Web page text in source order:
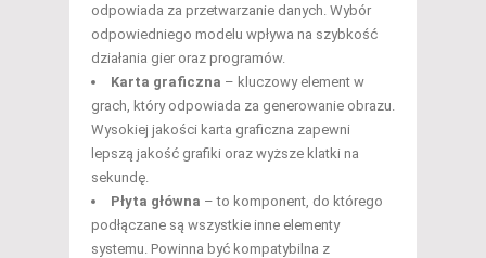
odpowiada za przetwarzanie danych. Wybór
odpowiedniego modelu wpływa na szybkość
działania gier oraz programów.
Karta graficzna – kluczowy element w
grach, który odpowiada za generowanie obrazu.
Wysokiej jakości karta graficzna zapewni
lepszą jakość grafiki oraz wyższe klatki na
sekundę.
Płyta główna – to komponent, do którego
podłączane są wszystkie inne elementy
systemu. Powinna być kompatybilna z